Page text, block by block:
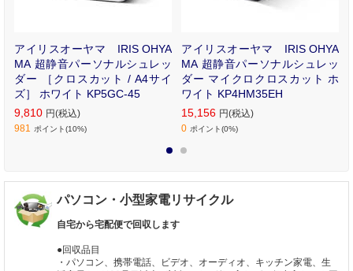
アイリスオーヤマ IRIS OHYA
MA 超静音パーソナルシュレッ
ダー ［クロスカット / A4サイ
ズ］ ホワイト KP5GC-45
9,810 円(税込)
981
ポイント(10%)
アイリスオーヤマ IRIS OHYA
MA 超静音パーソナルシュレッ
ダー マイクロクロスカット ホ
ワイト KP4HM35EH
15,156 円(税込)
0 ポイント(0%)
パソコン・小型家電リサイクル
自宅から宅配便で回収します
●回収品目
・パソコン、携帯電話、ビデオ、オーディオ、キッチン家電、生